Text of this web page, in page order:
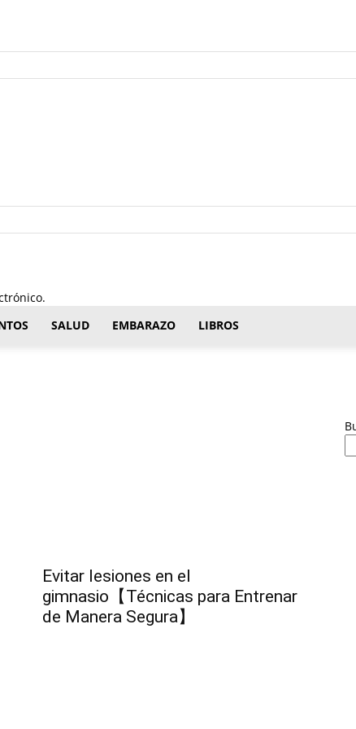
SALUD EMBARAZO LIBROS
Evitar lesiones en el
gimnasio【Técnicas para Entrenar
de Manera Segura】